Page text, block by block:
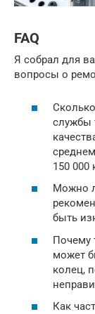
FAQ
Я собрал для
вопросы о
службы
150 000
Можно
быть
Почему
может
колец,
Как